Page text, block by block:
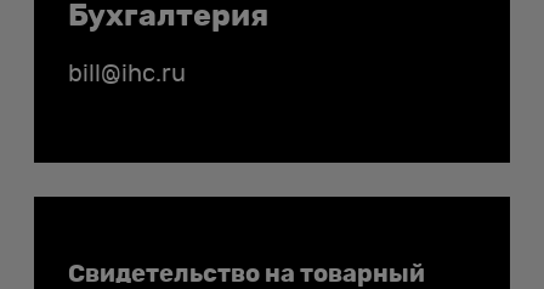
Бухгалтерия
bill@ihc.ru
Документы
Свидетельство на товарный